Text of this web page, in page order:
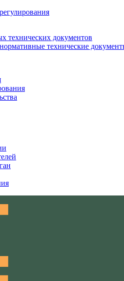
технических документов
технические